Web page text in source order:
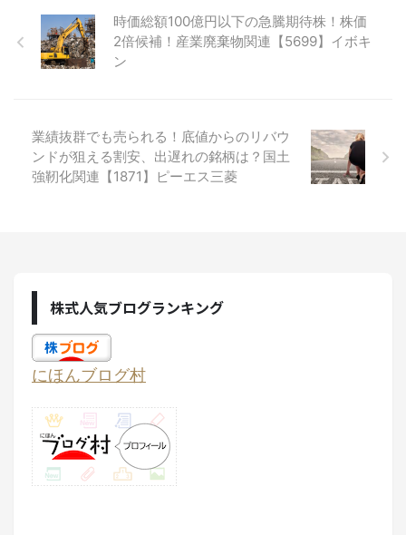
時価総額100億円以下の急騰期待株！株価
2倍候補！産業廃棄物関連【5699】イボキ
ン
業績抜群でも売られる！底値からのリバウ
ンドが狙える割安、出遅れの銘柄は？国土
強靭化関連【1871】ピーエス三菱
株式人気ブログランキング
にほんブログ村